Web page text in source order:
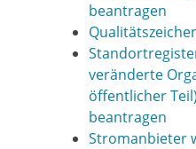
beantragen
veränderte
öffentlicher
beantragen
Stromanbieter